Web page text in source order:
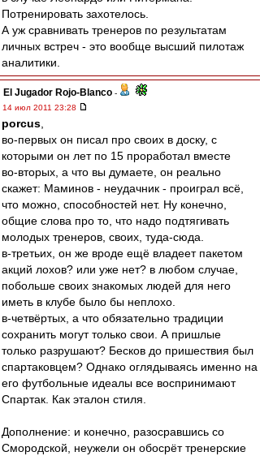
Потренировать захотелось.
А уж сравнивать тренеров по результатам
личных встреч - это вообще высший пилотаж
аналитики.
El Jugador Rojo-Blanco -
14 июл 2011 23:28
porcus
во-первых он писал про своих в доску, с
которыми он лет по 15 проработал вместе
во-вторых, а что вы думаете, он реально
скажет: Маминов - неудачник - проиграл всё,
что можно, способностей нет. Ну конечно,
общие слова про то, что надо подтягивать
молодых тренеров, своих, туда-сюда.
в-третьих, он же вроде ещё владеет пакетом
акций лохов? или уже нет? в любом случае,
побольше своих знакомых людей для него
иметь в клубе было бы неплохо.
в-четвёртых, а что обязательно традиции
сохранить могут только свои. А пришлые
только разрушают? Бесков до пришествия был
спартаковцем? Однако оглядываясь именно на
его футбольные идеалы все воспринимают
Спартак. Как эталон стиля.
Дополнение: и конечно, разосравшись со
Смородской, неужели он обосрёт тренерские